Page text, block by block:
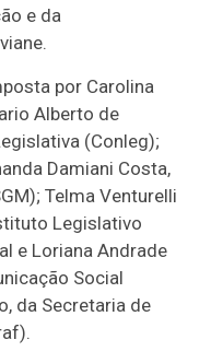
e da
por Carolina
Alberto de
(Conleg);
Damiani Costa,
Telma Venturelli
Legislativo
e Loriana Andrade
Social
da Secretaria de